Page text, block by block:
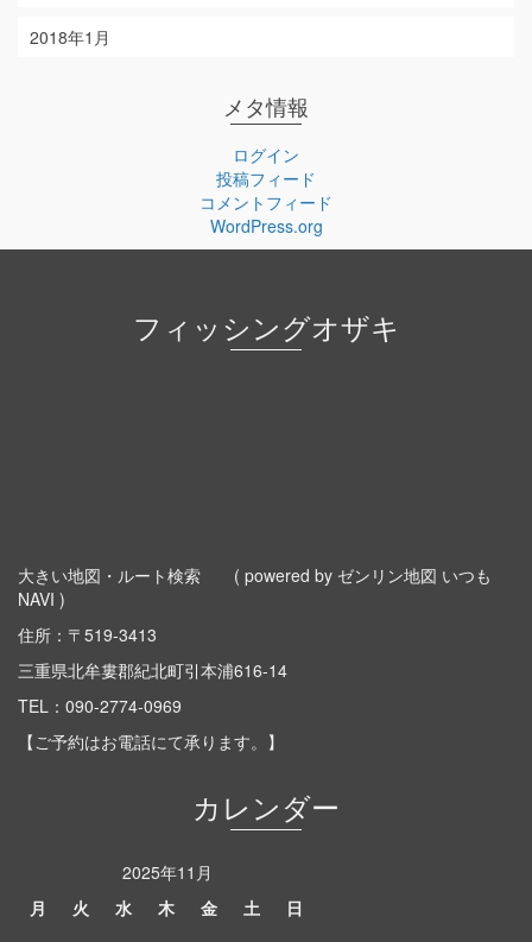
2018年1月
メタ情報
ログイン
投稿フィード
コメントフィード
WordPress.org
フィッシングオザキ
大きい地図・ルート検索
( powered by ゼンリン地図 いつも
NAVI )
住所：〒519-3413
三重県北牟婁郡紀北町引本浦616-14
TEL： 090-2774-0969
【ご予約はお電話にて承ります。】
カレンダー
2025年11月
月
火 水 木 金 土
日